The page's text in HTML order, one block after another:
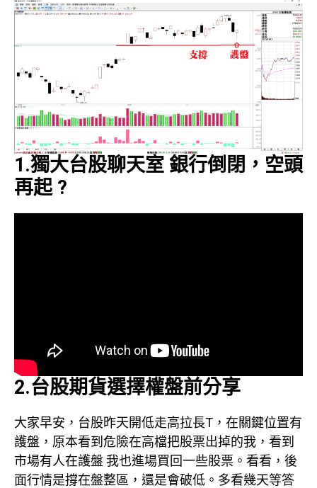
1.獨大台股聊天室 銀行倒閉，空頭
再起 ?
2.台股期貨選擇權盤前分享
大家早安，台股昨天開低走高拉長T，在關鍵位置有
護盤，原本看到危險在高檔把股票出掉的我，看到
市場有人在護盤 我也進場買回一些股票。看看，後
面行情是撐在盤整區，還是會破低。多看幾天等答